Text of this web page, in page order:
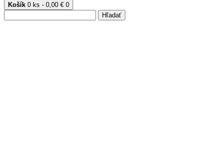
Košík 0 ks - 0,00 € 0
Hľadať